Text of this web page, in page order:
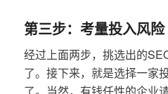
第三步：考量投入风险
经过上面两步，挑选出的
了。接下来，就是选择一家